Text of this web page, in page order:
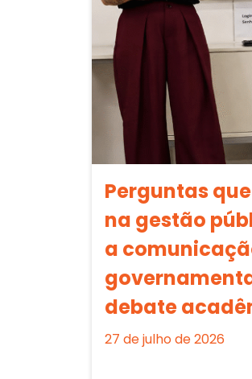
Perguntas
na gestão
a
debate
27 de julho de 2026